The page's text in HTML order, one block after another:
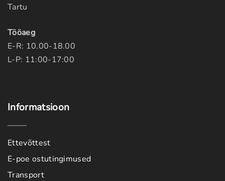
Tartu
Tööaeg
E-R: 10.00-18.00
L-P: 11:00-17:00
Informatsioon
Ettevõttest
E-poe ostutingimused
Transport